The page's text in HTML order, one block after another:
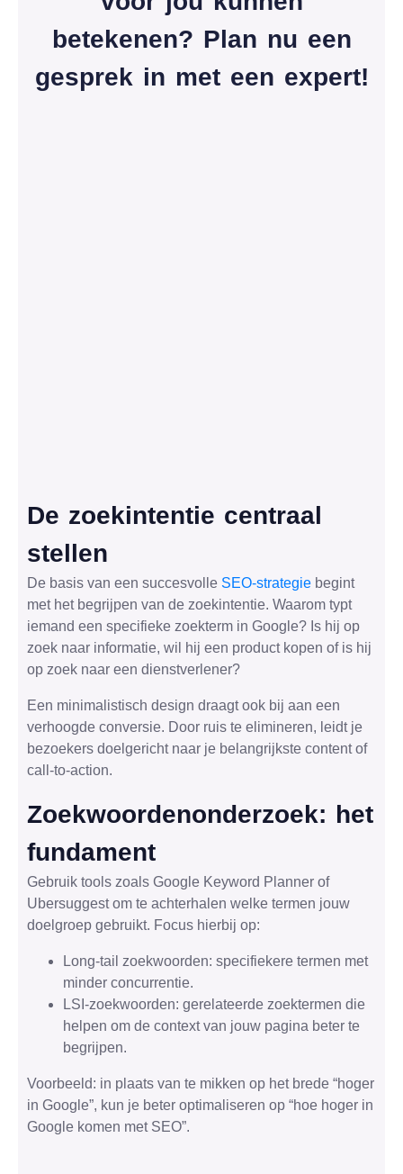
betekenen? Plan nu een
gesprek in met een expert!
De zoekintentie centraal
stellen
De basis van een succesvolle SEO-strategie begint
met het begrijpen van de zoekintentie. Waarom typt
iemand een specifieke zoekterm in Google? Is hij op
zoek naar informatie, wil hij een product kopen of is hij
op zoek naar een dienstverlener?
Een minimalistisch design draagt ook bij aan een
verhoogde conversie. Door ruis te elimineren, leidt je
bezoekers doelgericht naar je belangrijkste content of
call-to-action.
Zoekwoordenonderzoek: het
fundament
Gebruik tools zoals Google Keyword Planner of
Ubersuggest om te achterhalen welke termen jouw
doelgroep gebruikt. Focus hierbij op:
Long-tail zoekwoorden: specifiekere termen met
minder concurrentie.
LSI-zoekwoorden: gerelateerde zoektermen die
helpen om de context van jouw pagina beter te
begrijpen.
Voorbeeld: in plaats van te mikken op het brede “hoger
in Google”, kun je beter optimaliseren op “hoe hoger in
Google komen met SEO”.